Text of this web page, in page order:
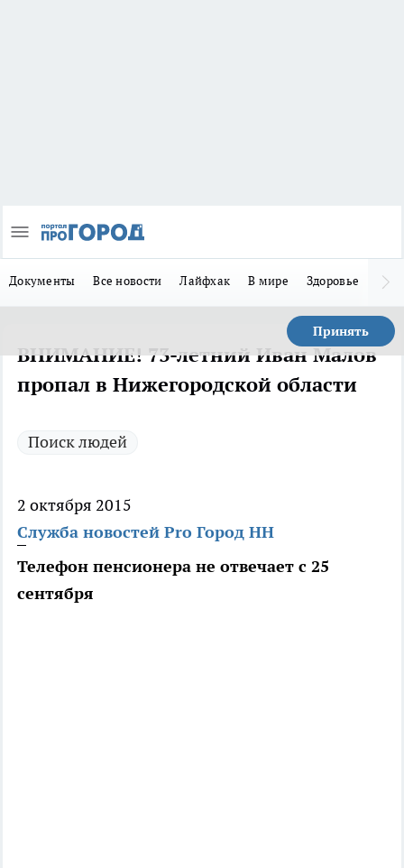
Документы Все новости Лайфхак В мире Здоровье
Принять
ВНИМАНИЕ! 73-летний Иван Малов
пропал в Нижегородской области
Поиск людей
2 октября 2015
Служба новостей Pro Город НН
Телефон пенсионера не отвечает с 25
сентября